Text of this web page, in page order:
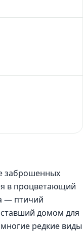
заброшенных
в процветающий
— птичий
домом для
редкие виды